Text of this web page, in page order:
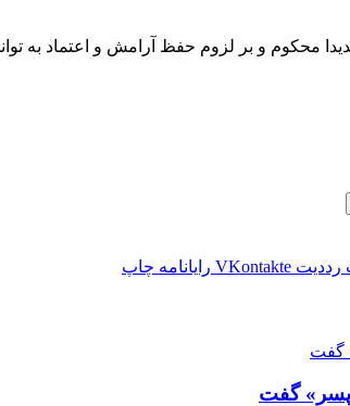
محکوم و بر لزوم حفظ آرامش و اعتماد به
‫رددیت ‫VKontakte رایانامه چاپ
پسر» گفت